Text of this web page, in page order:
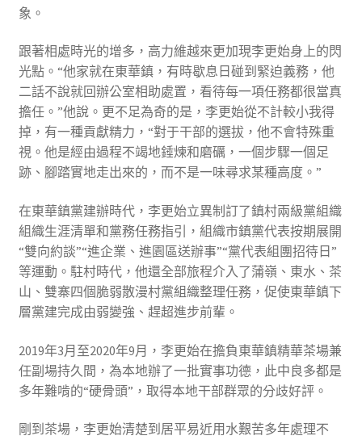
象。
跟著相處時光的增多，高力維越來更加現李更始身上的閃
光點。“他家就在東華鎮，有時歇息日碰到緊迫義務，他
二話不說就回辦公室相助處置，看待每一項任務都很當真
擔任。”他說。更不足為奇的是，李更始從不計較小我得
掉，有一種貢獻精力，“對于干部的選拔，他不會特殊重
視。他是經由過程不竭地錘煉和磨礪，一個步驟一個足
跡、腳踏實地走出來的，而不是一味尋求某種高度。”
在東華鎮黨建辦時代，李更始立異制訂了鎮村兩級黨組織
組織生涯清單和黨務任務指引，組織市鎮黨代表按期展開
“雙向約談”“進企業、進園區送辦事”“黨代表組團招待日”
等運動。駐村時代，他還全部旅程介入了蒲嶺、東水、茶
山、雙寨四個脆弱散漫村黨組織整理任務，促使東華鎮下
層黨建完成由弱變強、趕超進步前輩。
2019年3月至2020年9月，李更始在擔負東華鎮精華茶場兼
任副場持久間，為本地辦了一批實事功德，此中良多都是
多年難啃的“硬骨頭”，取得本地干部群眾的分歧好評。
剛到茶場，李更始清楚到居平易近用水艱苦多年處理不